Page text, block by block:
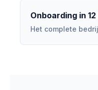
Onboarding in
Het complete